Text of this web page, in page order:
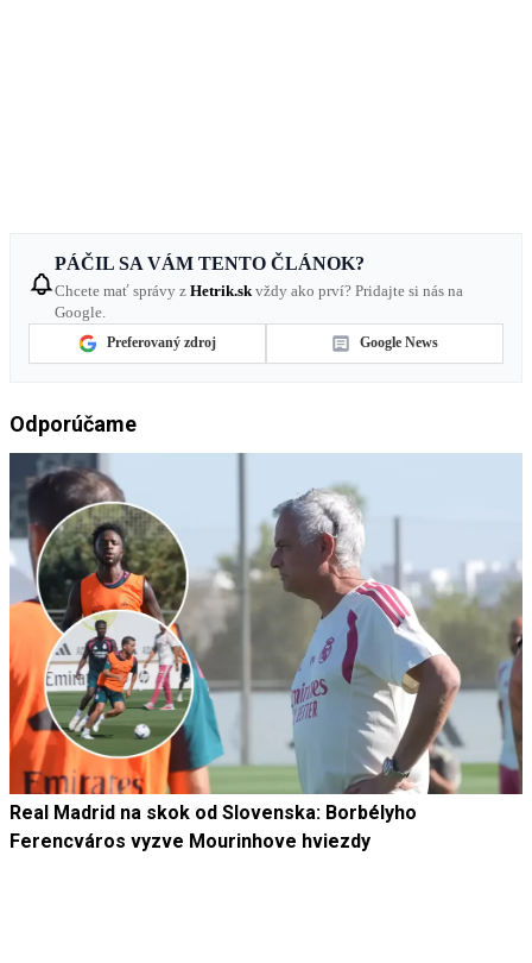
PÁČIL SA VÁM TENTO ČLÁNOK?
Chcete mať správy z Hetrik.sk vždy ako prví? Pridajte si nás na
Google.
Preferovaný zdroj Google News
Odporúčame
Real Madrid na skok od Slovenska: Borbélyho
Ferencváros vyzve Mourinhove hviezdy